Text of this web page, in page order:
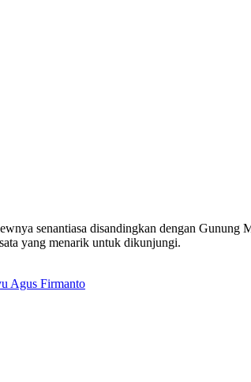
senantiasa disandingkan dengan Gunung
yang menarik untuk dikunjungi.
Agus Firmanto